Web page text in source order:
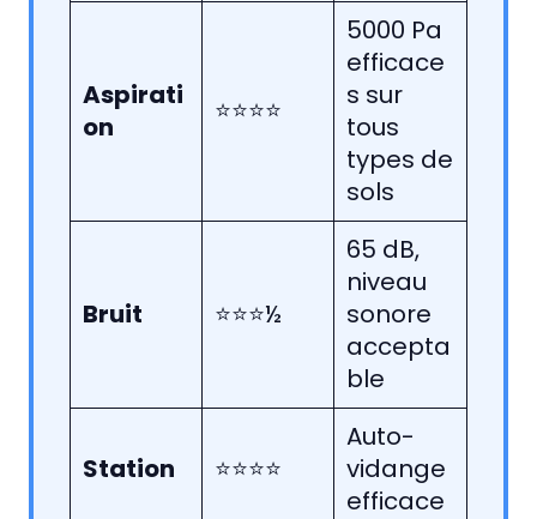
Aspirati
on
⭐⭐⭐⭐
5000 Pa
efficace
s sur
tous
types de
sols
Bruit ⭐⭐⭐½
65 dB,
niveau
sonore
accepta
ble
Station ⭐⭐⭐⭐
Auto-
vidange
efficace